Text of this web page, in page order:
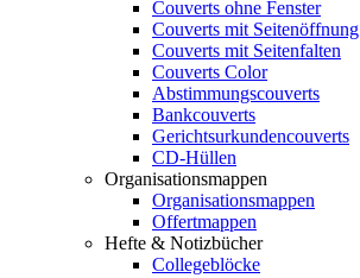
Couverts ohne Fenster
Couverts mit Seitenöffnung
Couverts mit Seitenfalten
Couverts Color
Abstimmungscouverts
Bankcouverts
Gerichtsurkundencouverts
CD-Hüllen
Organisationsmappen
Organisationsmappen
Offertmappen
Hefte & Notizbücher
Collegeblöcke